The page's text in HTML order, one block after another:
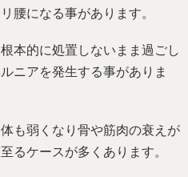
腰になる事があります。
本的に処置しないまま過ごし
ニアを発生する事がありま
も弱くなり骨や筋肉の衰えが
るケースが多くあります。